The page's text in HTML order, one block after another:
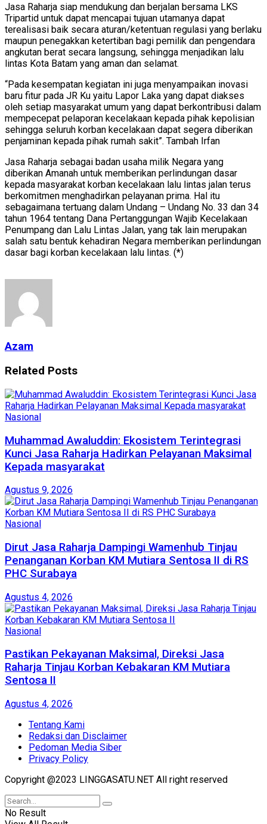
Jasa Raharja siap mendukung dan berjalan bersama LKS
Tripartid untuk dapat mencapai tujuan utamanya dapat
terealisasi baik secara aturan/ketentuan regulasi yang berlaku
maupun penegakkan ketertiban bagi pemilik dan pengendara
angkutan berat secara langsung, sehingga menjadikan lalu
lintas Kota Batam yang aman dan selamat.
“Pada kesempatan kegiatan ini juga menyampaikan inovasi
baru fitur pada JR Ku yaitu Lapor Laka yang dapat diakses
oleh setiap masyarakat umum yang dapat berkontribusi dalam
mempecepat pelaporan kecelakaan kepada pihak kepolisian
sehingga seluruh korban kecelakaan dapat segera diberikan
penjaminan kepada pihak rumah sakit”. Tambah Irfan
Jasa Raharja sebagai badan usaha milik Negara yang
diberikan Amanah untuk memberikan perlindungan dasar
kepada masyarakat korban kecelakaan lalu lintas jalan terus
berkomitmen menghadirkan pelayanan prima. Hal itu
sebagaimana tertuang dalam Undang – Undang No. 33 dan 34
tahun 1964 tentang Dana Pertanggungan Wajib Kecelakaan
Penumpang dan Lalu Lintas Jalan, yang tak lain merupakan
salah satu bentuk kehadiran Negara memberikan perlindungan
dasar bagi korban kecelakaan lalu lintas. (*)
Azam
Related Posts
Nasional
Muhammad Awaluddin: Ekosistem Terintegrasi
Kunci Jasa Raharja Hadirkan Pelayanan Maksimal
Kepada masyarakat
Agustus 9, 2026
Nasional
Dirut Jasa Raharja Dampingi Wamenhub Tinjau
Penanganan Korban KM Mutiara Sentosa II di RS
PHC Surabaya
Agustus 4, 2026
Nasional
Pastikan Pekayanan Maksimal, Direksi Jasa
Raharja Tinjau Korban Kebakaran KM Mutiara
Sentosa II
Agustus 4, 2026
Tentang Kami
Redaksi dan Disclaimer
Pedoman Media Siber
Privacy Policy
Copyright @2023 LINGGASATU.NET All right reserved
No Result